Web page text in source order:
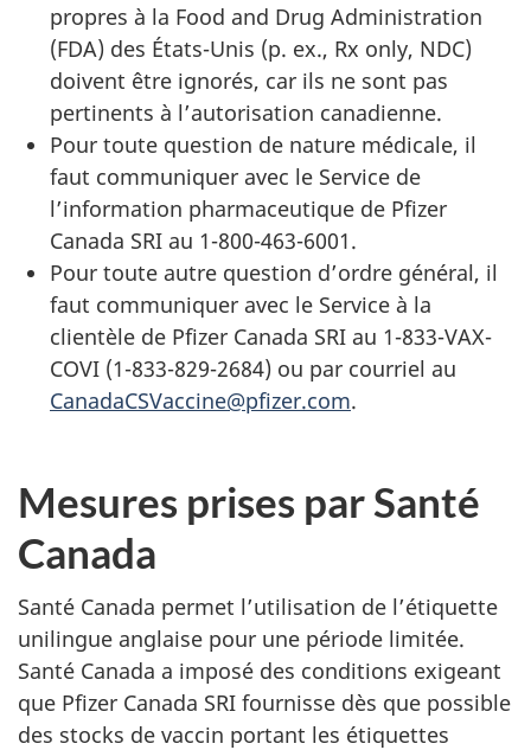
propres à la Food and Drug Administration
(FDA) des États-Unis (p. ex., Rx only, NDC)
doivent être ignorés, car ils ne sont pas
pertinents à l’autorisation canadienne.
Pour toute question de nature médicale, il
faut communiquer avec le Service de
l’information pharmaceutique de Pfizer
Canada SRI au 1-800-463-6001.
Pour toute autre question d’ordre général, il
faut communiquer avec le Service à la
clientèle de Pfizer Canada SRI au 1-833-VAX-
COVI (1-833-829-2684) ou par courriel au
CanadaCSVaccine@pfizer.com.
Mesures prises par Santé
Canada
Santé Canada permet l’utilisation de l’étiquette
unilingue anglaise pour une période limitée.
Santé Canada a imposé des conditions exigeant
que Pfizer Canada SRI fournisse dès que possible
des stocks de vaccin portant les étiquettes